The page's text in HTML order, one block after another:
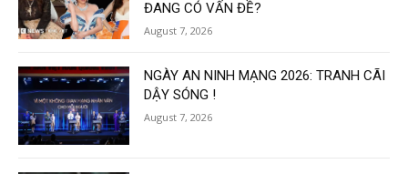
ĐANG CÓ VẤN ĐỀ?
August 7, 2026
NGÀY AN NINH MẠNG 2026: TRANH CÃI
DẬY SÓNG !
August 7, 2026